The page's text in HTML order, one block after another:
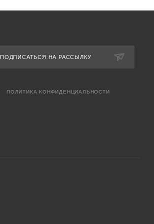
ПОДПИСАТЬСЯ НА РАССЫЛКУ
ПОЛИТИКА КОНФИДЕНЦИАЛЬНОСТИ